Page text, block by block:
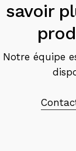
savoir
Notre équipe